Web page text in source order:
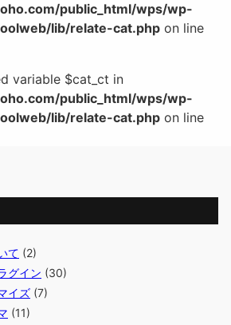
public_html/wps/wp-
lib/relate-cat.php on line
variable $cat_ct in
public_html/wps/wp-
lib/relate-cat.php on line
て (2)
グイン (30)
イズ (7)
(11)